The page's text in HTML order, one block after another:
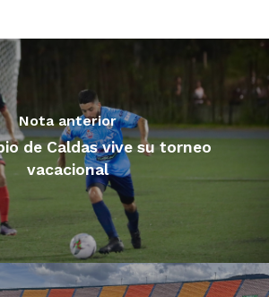
Nota anterior
de Caldas vive su torneo
vacacional